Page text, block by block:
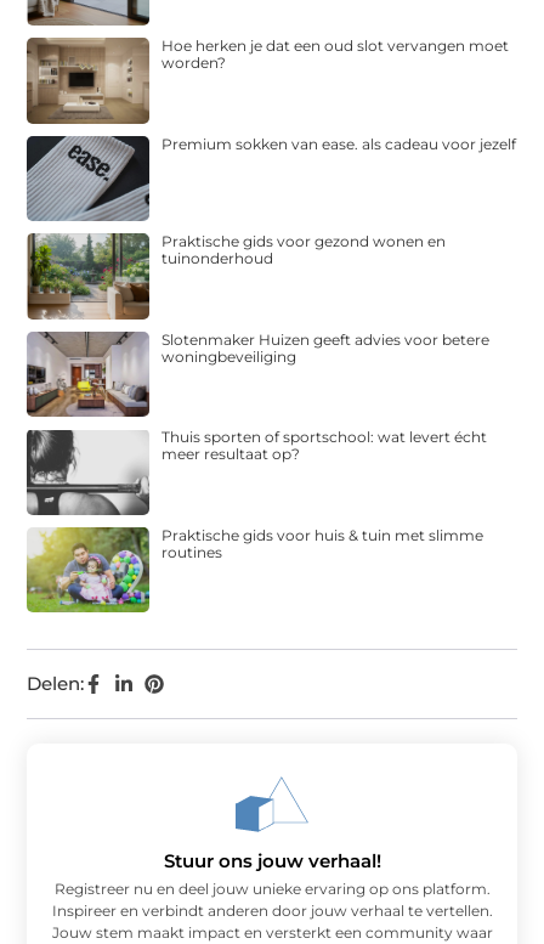
Delen:
Hoe herken je dat een oud slot vervangen moet
worden?
Premium sokken van ease. als cadeau voor jezelf
Praktische gids voor gezond wonen en
tuinonderhoud
Slotenmaker Huizen geeft advies voor betere
woningbeveiliging
Thuis sporten of sportschool: wat levert écht
meer resultaat op?
Praktische gids voor huis & tuin met slimme
routines
Stuur ons jouw verhaal!
Registreer nu en deel jouw unieke ervaring op ons platform.
Inspireer en verbindt anderen door jouw verhaal te vertellen.
Jouw stem maakt impact en versterkt een community waar